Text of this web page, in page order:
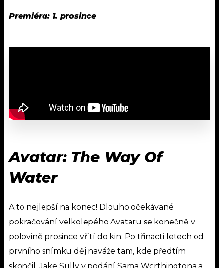
Premiéra: 1. prosince
Avatar: The Way Of
Water
A to nejlepší na konec! Dlouho očekávané
pokračování velkolepého Avataru se konečně v
polovině prosince vřítí do kin. Po třinácti letech od
prvního snímku děj naváže tam, kde předtím
skončil. Jake Sully v podání Sama Worthingtona a